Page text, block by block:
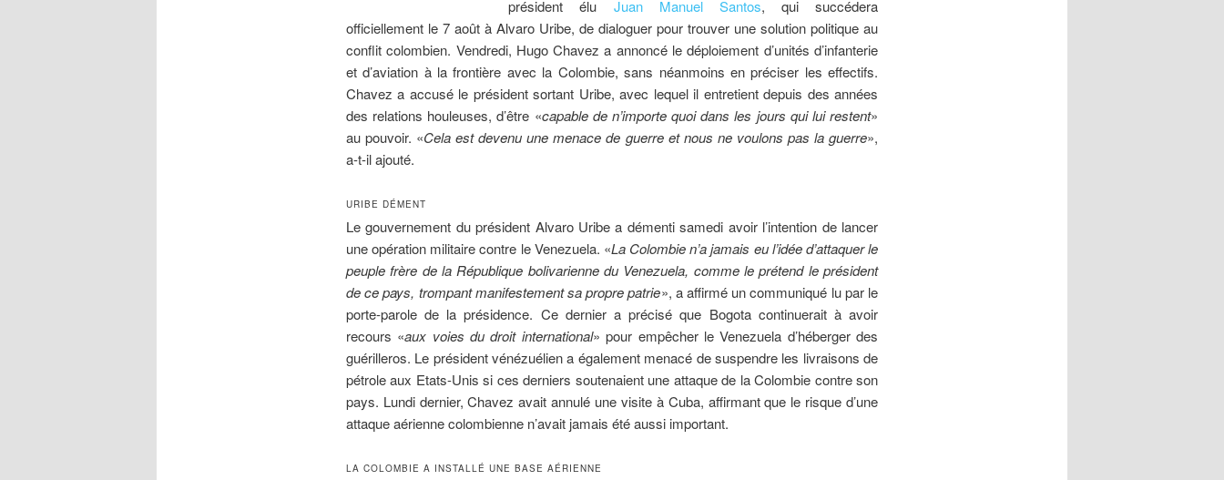
président élu Juan Manuel Santos, qui succédera
officiellement le 7 août à Alvaro Uribe, de dialoguer pour trouver une solution politique au
conflit colombien. Vendredi, Hugo Chavez a annoncé le déploiement d’unités d’infanterie
et d’aviation à la frontière avec la Colombie, sans néanmoins en préciser les effectifs.
Chavez a accusé le président sortant Uribe, avec lequel il entretient depuis des années
des relations houleuses, d’être «capable de n’importe quoi dans les jours qui lui restent»
au pouvoir. «Cela est devenu une menace de guerre et nous ne voulons pas la guerre»,
a-t-il ajouté.
URIBE DÉMENT
Le gouvernement du président Alvaro Uribe a démenti samedi avoir l’intention de lancer
une opération militaire contre le Venezuela. «La Colombie n’a jamais eu l’idée d’attaquer le
peuple frère de la République bolivarienne du Venezuela, comme le prétend le président
de ce pays, trompant manifestement sa propre patrie», a affirmé un communiqué lu par le
porte-parole de la présidence. Ce dernier a précisé que Bogota continuerait à avoir
recours «aux voies du droit international» pour empêcher le Venezuela d’héberger des
guérilleros. Le président vénézuélien a également menacé de suspendre les livraisons de
pétrole aux Etats-Unis si ces derniers soutenaient une attaque de la Colombie contre son
pays. Lundi dernier, Chavez avait annulé une visite à Cuba, affirmant que le risque d’une
attaque aérienne colombienne n’avait jamais été aussi important.
LA COLOMBIE A INSTALLÉ UNE BASE AÉRIENNE